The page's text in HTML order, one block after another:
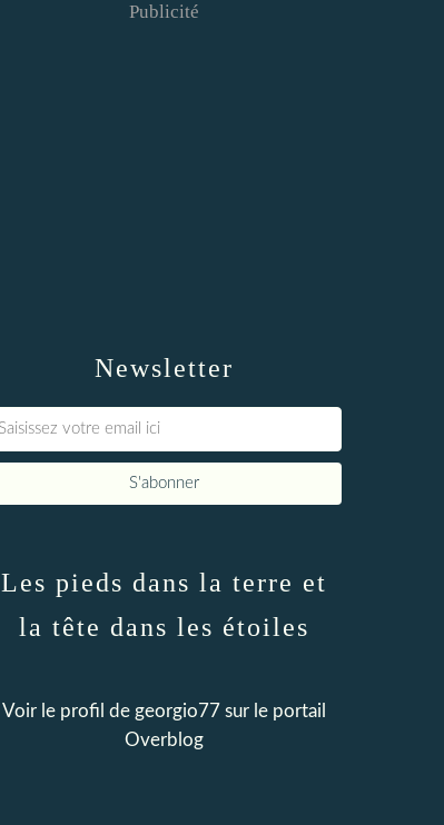
Newsletter
Publicité
Les pieds dans la terre et
la tête dans les étoiles
Voir le profil de georgio77 sur le portail
Overblog